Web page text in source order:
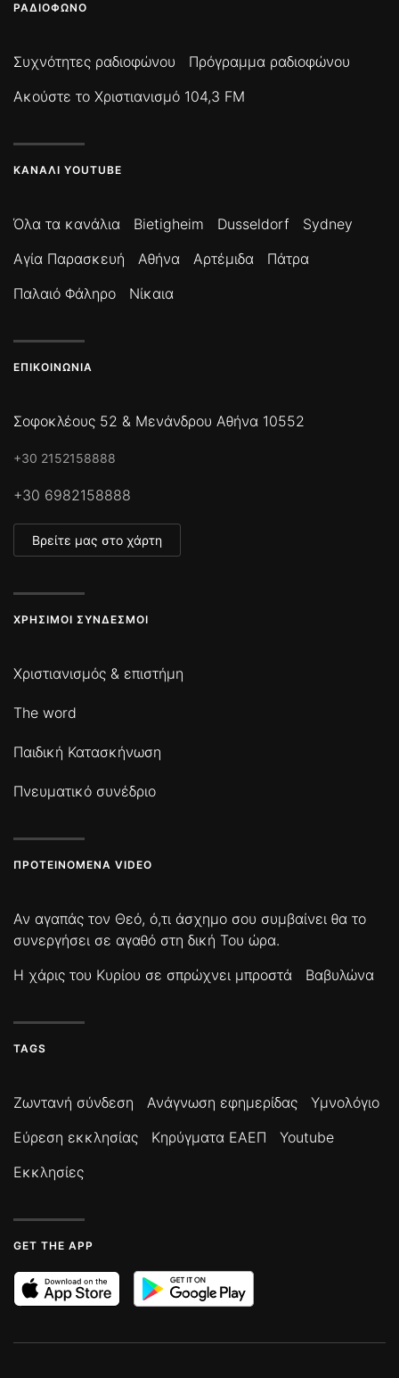
ΡΑΔΙΌΦΩΝΟ
Συχνότητες ραδιοφώνου
Πρόγραμμα ραδιοφώνου
Ακούστε το Χριστιανισμό 104,3 FM
ΚΑΝΆΛΙ YOUTUBE
Όλα τα κανάλια Bietigheim Dusseldorf
Sydney
Αγία Παρασκευή
Αθήνα Αρτέμιδα
Πάτρα
Παλαιό Φάληρο
Νίκαια
ΕΠΙΚΟΙΝΩΝΊΑ
Σοφοκλέους 52 & Μενάνδρου Αθήνα 10552
+30 2152158888
+30 6982158888
Βρείτε μας στο χάρτη
ΧΡΉΣΙΜΟΙ ΣΎΝΔΕΣΜΟΙ
Χριστιανισμός & επιστήμη
The word
Παιδική Κατασκήνωση
Πνευματικό συνέδριο
ΠΡΟΤΕΙΝΌΜΕΝΑ VIDEO
Αν αγαπάς τον Θεό, ό,τι άσχημο σου συμβαίνει θα το
συνεργήσει σε αγαθό στη δική Του ώρα.
Η χάρις του Κυρίου σε σπρώχνει μπροστά
Βαβυλώνα
TAGS
Ζωντανή σύνδεση Ανάγνωση εφημερίδας
Υμνολόγιο
Εύρεση εκκλησίας
Κηρύγματα ΕΑΕΠ
Youtube
Εκκλησίες
GET THE APP